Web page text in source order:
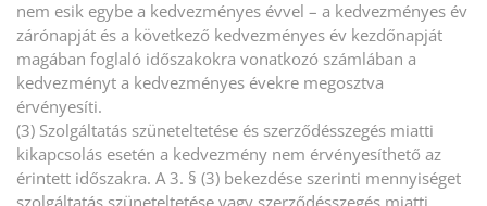
nem esik egybe a kedvezményes évvel – a kedvezményes év
zárónapját és a következő kedvezményes év kezdőnapját
magában foglaló időszakokra vonatkozó számlában a
kedvezményt a kedvezményes évekre megosztva
érvényesíti.
(3) Szolgáltatás szüneteltetése és szerződésszegés miatti
kikapcsolás esetén a kedvezmény nem érvényesíthető az
érintett időszakra. A 3. § (3) bekezdése szerinti mennyiséget
szolgáltatás szüneteltetése vagy szerződésszegés miatti